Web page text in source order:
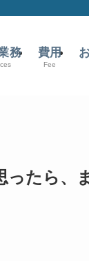
務 費用
Fee
たら、